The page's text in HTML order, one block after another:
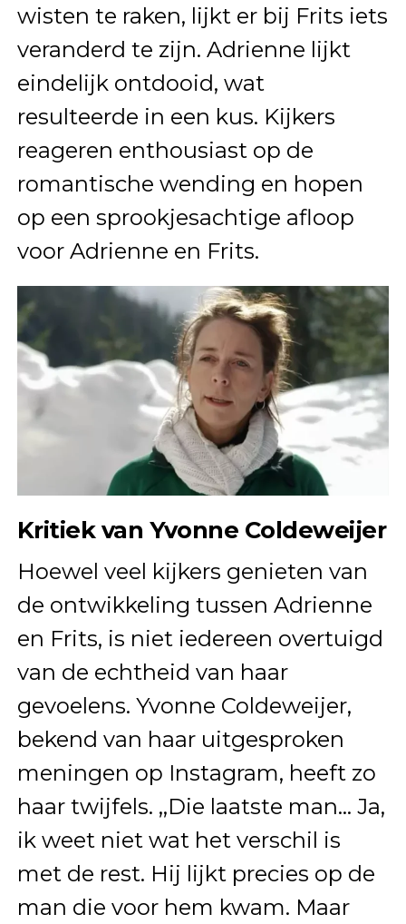
wisten te raken, lijkt er bij Frits iets
veranderd te zijn. Adrienne lijkt
eindelijk ontdooid, wat
resulteerde in een kus. Kijkers
reageren enthousiast op de
romantische wending en hopen
op een sprookjesachtige afloop
voor Adrienne en Frits.
Kritiek van Yvonne Coldeweijer
Hoewel veel kijkers genieten van
de ontwikkeling tussen Adrienne
en Frits, is niet iedereen overtuigd
van de echtheid van haar
gevoelens. Yvonne Coldeweijer,
bekend van haar uitgesproken
meningen op Instagram, heeft zo
haar twijfels. ,,Die laatste man… Ja,
ik weet niet wat het verschil is
met de rest. Hij lijkt precies op de
man die voor hem kwam. Maar